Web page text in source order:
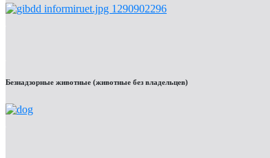
Безнадзорные животные (животные без владельцев)